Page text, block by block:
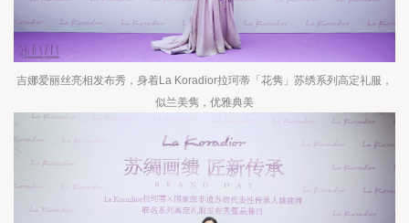
吉娜爱丽丝亮相发布秀，身着La Koradior拉珂蒂「花隽」苏绣系列高定礼服，
似兰美隽，优雅典美